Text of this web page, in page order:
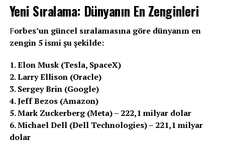
Yeni Sıralama: Dünyanın En Zenginleri
Forbes’un güncel sıralamasına göre dünyanın en
zengin 5 ismi şu şekilde:
1. Elon Musk (Tesla, SpaceX)
2. Larry Ellison (Oracle)
3. Sergey Brin (Google)
4. Jeff Bezos (Amazon)
5. Mark Zuckerberg (Meta) – 222,1 milyar dolar
6. Michael Dell (Dell Technologies) – 221,1 milyar
dolar